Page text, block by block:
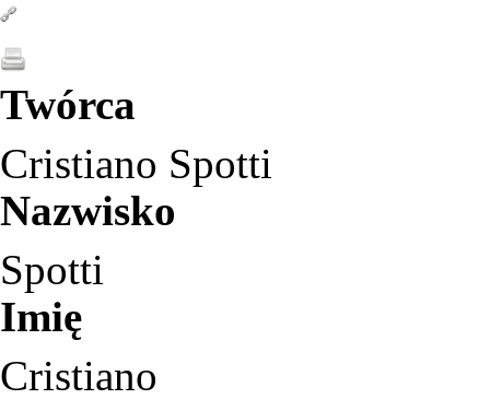
Twórca
Cristiano Spotti
Nazwisko
Spotti
Imię
Cristiano